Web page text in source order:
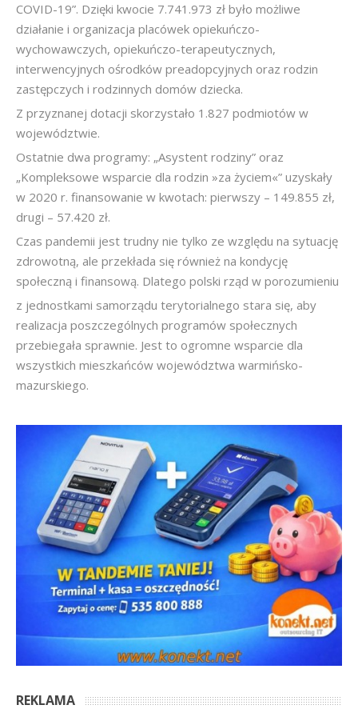
COVID-19”. Dzięki kwocie 7.741.973 zł było możliwe
działanie i organizacja placówek opiekuńczo-
wychowawczych, opiekuńczo-terapeutycznych,
interwencyjnych ośrodków preadopcyjnych oraz rodzin
zastępczych i rodzinnych domów dziecka.
Z przyznanej dotacji skorzystało 1.827 podmiotów w
województwie.
Ostatnie dwa programy: „Asystent rodziny” oraz
„Kompleksowe wsparcie dla rodzin »za życiem«” uzyskały
w 2020 r. finansowanie w kwotach: pierwszy – 149.855 zł,
drugi – 57.420 zł.
Czas pandemii jest trudny nie tylko ze względu na sytuację
zdrowotną, ale przekłada się również na kondycję
społeczną i finansową. Dlatego polski rząd w porozumieniu
z jednostkami samorządu terytorialnego stara się, aby
realizacja poszczególnych programów społecznych
przebiegała sprawnie. Jest to ogromne wsparcie dla
wszystkich mieszkańców województwa warmińsko-
mazurskiego.
REKLAMA